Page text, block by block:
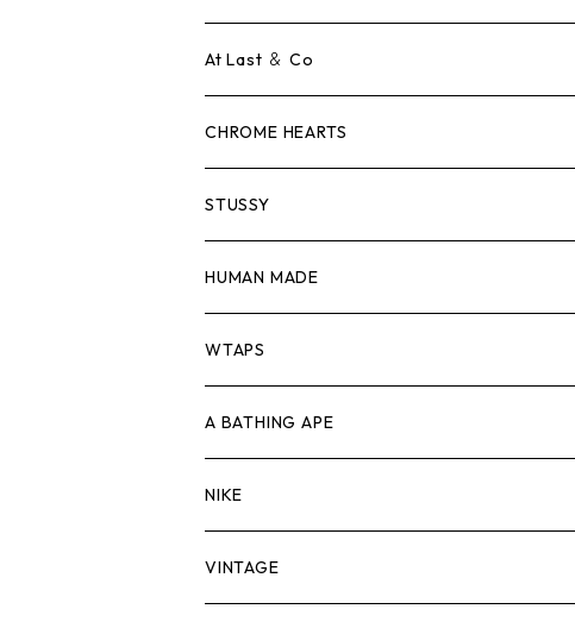
ロンTEE
スウェット/ニット
シャツ
ジャケット
パンツ
キャップ・ハット
バッグ
シューズ
Tシャツ
ロンTEE
スウェット/ニット
シャツ
ジャケット
パンツ
キャップ・ハット
バッグ
At Last ＆ Co
Tシャツ
ロンTEE
スウェット/ニット
シャツ
ジャケット
パンツ
キャップ・ハット
CHROME HEARTS
Tシャツ
ロンTEE
スウェット/ニット
シャツ
ジャケット
パンツ
STUSSY
Tシャツ
ロンTEE
スウェット/ニット
シャツ
ジャケット
HUMAN MADE
Tシャツ
ロンT
スウェット/ニット
シャツ
WTAPS
Tシャツ
ロンTEE
スウェット/ニット
A BATHING APE
Tシャツ
ロンTEE
NIKE
シューズ
VINTAGE